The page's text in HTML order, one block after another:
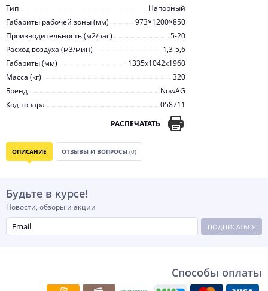
Тип
Напорный
Габариты рабочей зоны (мм)
973×1200×850
Производительность (м2/час)
5-20
Расход воздуха (м3/мин)
1,3-5,6
Габариты (мм)
1335х1042х1960
Масса (кг)
320
Бренд
NowAG
Код товара
058711
РАСПЕЧАТАТЬ
ОПИСАНИЕ ОТЗЫВЫ И ВОПРОСЫ (0)
Будьте в курсе!
Новости, обзоры и акции
ПОДПИСАТЬСЯ
Способы оплаты